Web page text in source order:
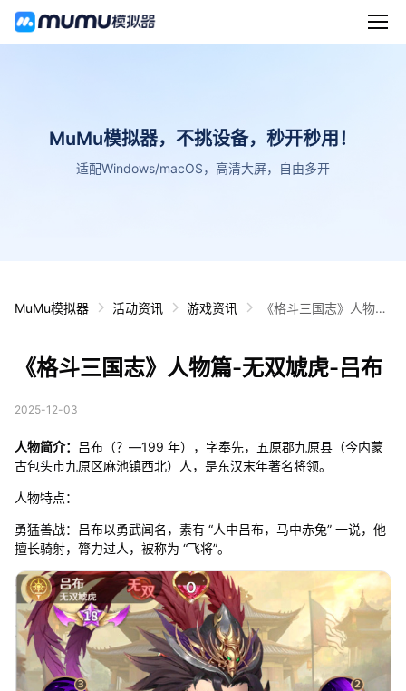
MuMu模拟器，不挑设备，秒开秒用！
适配Windows/macOS，高清大屏，自由多开
MuMu模拟器 活动资讯 游戏资讯
《格斗三国志》人物
《格斗三国志》人物篇-无双虓虎-吕布
2025-12-03
人物简介： 吕布（？—199 年），字奉先，五原郡九原县（今内蒙
古包头市九原区麻池镇西北）人，是东汉末年著名将领。
人物特点：
勇猛善战：吕布以勇武闻名，素有 “人中吕布，马中赤兔” 一说，他
擅长骑射，膂力过人，被称为 “飞将”。